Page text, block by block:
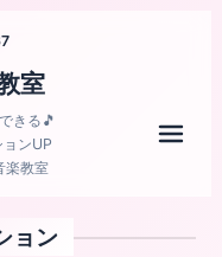
室
きる🎵
ンUP
楽教室
ョン